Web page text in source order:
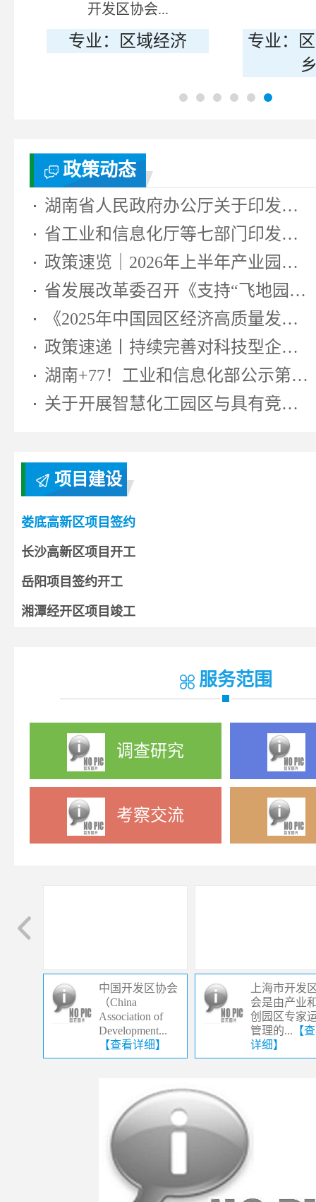
开发区协会...
专业：区域经济
专业：
政策动态
湖南省人民政府办公厅关于印发《湖...
省工业和信息化厅等七部门印发《湖...
政策速览｜2026年上半年产业园区相...
省发展改革委召开《支持“飞地园区...
《2025年中国园区经济高质量发展研...
政策速递丨持续完善对科技型企业...
湖南+77！工业和信息化部公示第七...
关于开展智慧化工园区与具有竞争...
项目建设
娄底高新区项目签约
长沙高新区项目开工
岳阳项目签约开工
湘潭经开区项目竣工
服务范围
调查研究
考察交流
中国开发区协会
（China
Association of
Development...
【查看详细】
上海市开发
会是由产业
创园区专家
管理的... 【
详细】